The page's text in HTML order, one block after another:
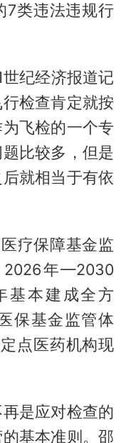
7类违法违规行
纪经济报道记
检查肯定就按
飞检的一个专
比较多，但是
就相当于有依
疗保障基金监
2026年—2030
基本建成全方
保基金监管体
点医药机构现
是应对检查的
基本准则。邵